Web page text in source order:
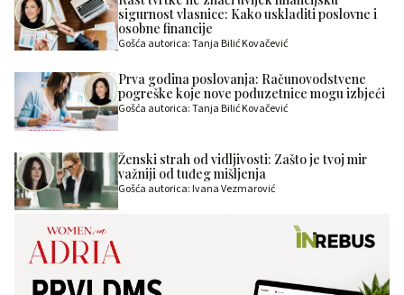
sigurnost vlasnice: Kako uskladiti poslovne i
osobne financije
Gošća autorica: Tanja Bilić Kovačević
Prva godina poslovanja: Računovodstvene
pogreške koje nove poduzetnice mogu izbjeći
Gošća autorica: Tanja Bilić Kovačević
Ženski strah od vidljivosti: Zašto je tvoj mir
važniji od tuđeg mišljenja
Gošća autorica: Ivana Vezmarović